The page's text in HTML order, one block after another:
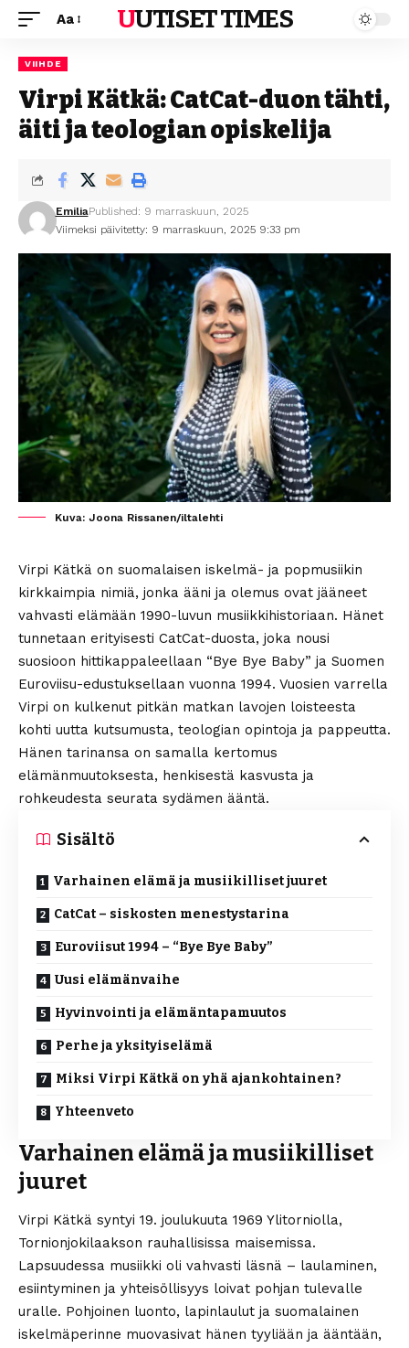
Aa UUTISET TIMES
VIIHDE
Virpi Kätkä: CatCat-duon tähti,
äiti ja teologian opiskelija
Viimeksi päivitetty: 9 marraskuun, 2025 9:33 pm
EmiliaPublished: 9 marraskuun, 2025
Kuva: Joona Rissanen/iltalehti
Virpi Kätkä on suomalaisen iskelmä- ja popmusiikin
kirkkaimpia nimiä, jonka ääni ja olemus ovat jääneet
vahvasti elämään 1990-luvun musiikkihistoriaan. Hänet
tunnetaan erityisesti CatCat-duosta, joka nousi
suosioon hittikappaleellaan “Bye Bye Baby” ja Suomen
Euroviisu-edustuksellaan vuonna 1994. Vuosien varrella
Virpi on kulkenut pitkän matkan lavojen loisteesta
kohti uutta kutsumusta, teologian opintoja ja pappeutta.
Hänen tarinansa on samalla kertomus
elämänmuutoksesta, henkisestä kasvusta ja
rohkeudesta seurata sydämen ääntä.
Sisältö
Varhainen elämä ja musiikilliset juuret
CatCat – siskosten menestystarina
Euroviisut 1994 – “Bye Bye Baby”
Uusi elämänvaihe
Hyvinvointi ja elämäntapamuutos
Perhe ja yksityiselämä
Miksi Virpi Kätkä on yhä ajankohtainen?
Yhteenveto
Varhainen elämä ja musiikilliset
juuret
Virpi Kätkä syntyi 19. joulukuuta 1969 Ylitorniolla,
Tornionjokilaakson rauhallisissa maisemissa.
Lapsuudessa musiikki oli vahvasti läsnä – laulaminen,
esiintyminen ja yhteisöllisyys loivat pohjan tulevalle
uralle. Pohjoinen luonto, lapinlaulut ja suomalainen
iskelmäperinne muovasivat hänen tyyliään ja ääntään,